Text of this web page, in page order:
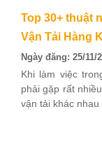
Top 30+ thuật
Vận Tải Hàng
Ngày đăng: 25/11/
Khi làm việc
phải gặp rất
vận tải khác